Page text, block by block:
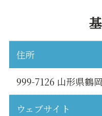
住所
999-7126 山形県鶴
ウェブサイト